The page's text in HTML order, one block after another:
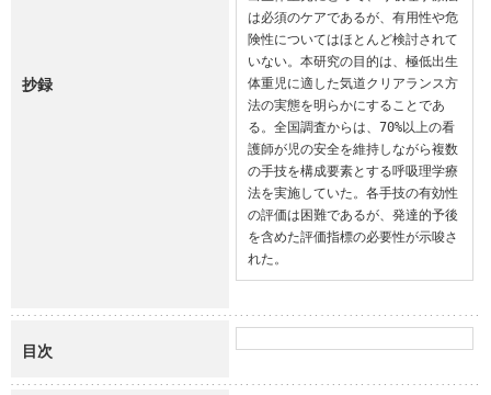
抄録
は必須のケアであるが、有用性や危
険性についてはほとんど検討されて
いない。本研究の目的は、極低出生
体重児に適した気道クリアランス方
法の実態を明らかにすることであ
る。全国調査からは、70%以上の看
護師が児の安全を維持しながら複数
の手技を構成要素とする呼吸理学療
法を実施していた。各手技の有効性
の評価は困難であるが、発達的予後
を含めた評価指標の必要性が示唆さ
れた。
目次